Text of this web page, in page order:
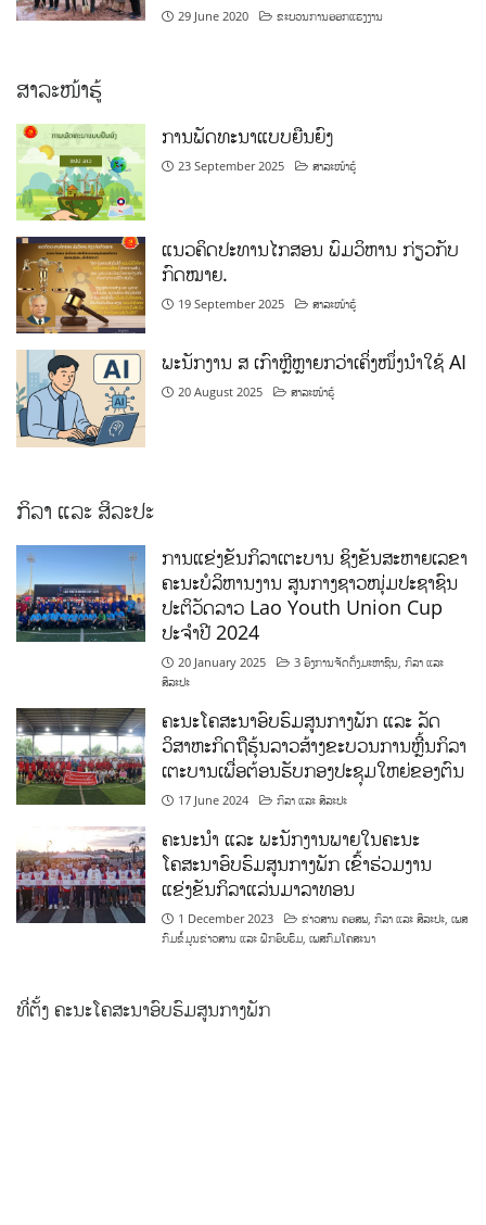
29 June 2020 ຂະບວນການອອກແຮງງານ
ສາລະໜ້າຮູ້
ການພັດທະນາແບບຍືນຍົງ
23 September 2025 ສາລະໜ້າຮູ້
ແນວຄິດປະທານໄກສອນ ພົມວິຫານ ກ່ຽວກັບ
ກົດໝາຍ.
19 September 2025 ສາລະໜ້າຮູ້
ພະນັກງານ ສ ເກົາຫຼີຫຼາຍກວ່າເຄິ່ງໜຶ່ງນຳໃຊ້ AI
20 August 2025 ສາລະໜ້າຮູ້
ກິລາ ແລະ ສິລະປະ
ການແຂ່ງຂັນກິລາເຕະບານ ຊິງຂັນສະຫາຍເລຂາ
ຄະນະບໍລິຫານງານ ສູນກາງຊາວໜຸ່ມປະຊາຊົນ
ປະຕິວັດລາວ Lao Youth Union Cup
ປະຈຳປີ 2024
20 January 2025 3 ອົງການຈັດຕັ້ງມະຫາຊົນ ,ກິລາ ແລະ
ສິລະປະ
ຄະນະໂຄສະນາອົບຮົມສູນກາງພັກ ແລະ ລັດ
ວິສາຫະກິດຖືຮຸ້ນລາວສ້າງຂະບວນການຫຼີ້ນກິລາ
ເຕະບານເພື່ອຕ້ອນຮັບກອງປະຊຸມໃຫຍ່ຂອງຕົນ
17 June 2024 ກິລາ ແລະ ສິລະປະ
ຄະນະນຳ ແລະ ພະນັກງານພາຍໃນຄະນະ
ໂຄສະນາອົບຮົມສູນກາງພັກ ເຂົ້າຮ່ວມງານ
ແຂ່ງຂັນກິລາແລ່ນມາລາທອນ
1 December 2023 ຂ່າວສານ ຄອສພ ,ກິລາ ແລະ ສິລະປະ ,ເພສ
ກົມຂໍ້ມູນຂ່າວສານ ແລະ ຝຶກອົບຮົມ ,ເພສກົມໂຄສະນາ
ທີ່ຕັ້ງ ຄະນະໂຄສະນາອົບຮົມສູນກາງພັກ